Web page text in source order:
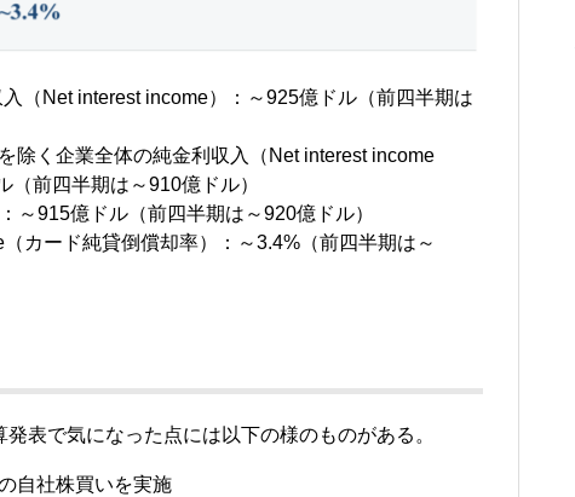
（Net interest income）：～925億ドル（前四半期は
除く企業全体の純金利収入（Net interest income
前四半期は～910億ドル）
～915億ドル（前四半期は～920億ドル）
カード純貸倒償却率）：～3.4%（前四半期は～
表で気になった点には以下の様のものがある。
自社株買いを実施